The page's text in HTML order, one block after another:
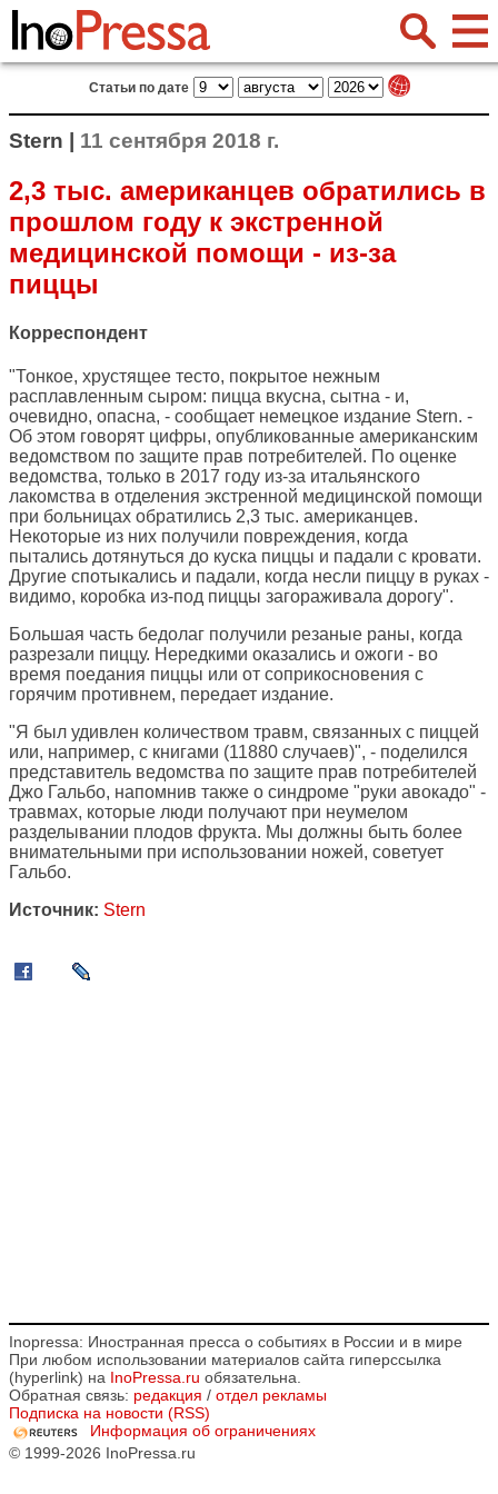
Статьи по дате
Stern | 11 сентября 2018 г.
2,3 тыс. американцев обратились в
прошлом году к экстренной
медицинской помощи - из-за
пиццы
Корреспондент
"Тонкое, хрустящее тесто, покрытое нежным
расплавленным сыром: пицца вкусна, сытна - и,
очевидно, опасна, - сообщает немецкое издание Stern. -
Об этом говорят цифры, опубликованные американским
ведомством по защите прав потребителей. По оценке
ведомства, только в 2017 году из-за итальянского
лакомства в отделения экстренной медицинской помощи
при больницах обратились 2,3 тыс. американцев.
Некоторые из них получили повреждения, когда
пытались дотянуться до куска пиццы и падали с кровати.
Другие спотыкались и падали, когда несли пиццу в руках -
видимо, коробка из-под пиццы загораживала дорогу".
Большая часть бедолаг получили резаные раны, когда
разрезали пиццу. Нередкими оказались и ожоги - во
время поедания пиццы или от соприкосновения с
горячим противнем, передает издание.
"Я был удивлен количеством травм, связанных с пиццей
или, например, с книгами (11880 случаев)", - поделился
представитель ведомства по защите прав потребителей
Джо Гальбо, напомнив также о синдроме "руки авокадо" -
травмах, которые люди получают при неумелом
разделывании плодов фрукта. Мы должны быть более
внимательными при использовании ножей, советует
Гальбо.
Источник: Stern
Inopressa: Иностранная пресса о событиях в России и в мире
При любом использовании материалов сайта гиперссылка
(hyperlink) на InoPressa.ru обязательна.
Обратная связь: редакция / отдел рекламы
Подписка на новости (RSS)
Информация об ограничениях
© 1999-2026 InoPressa.ru